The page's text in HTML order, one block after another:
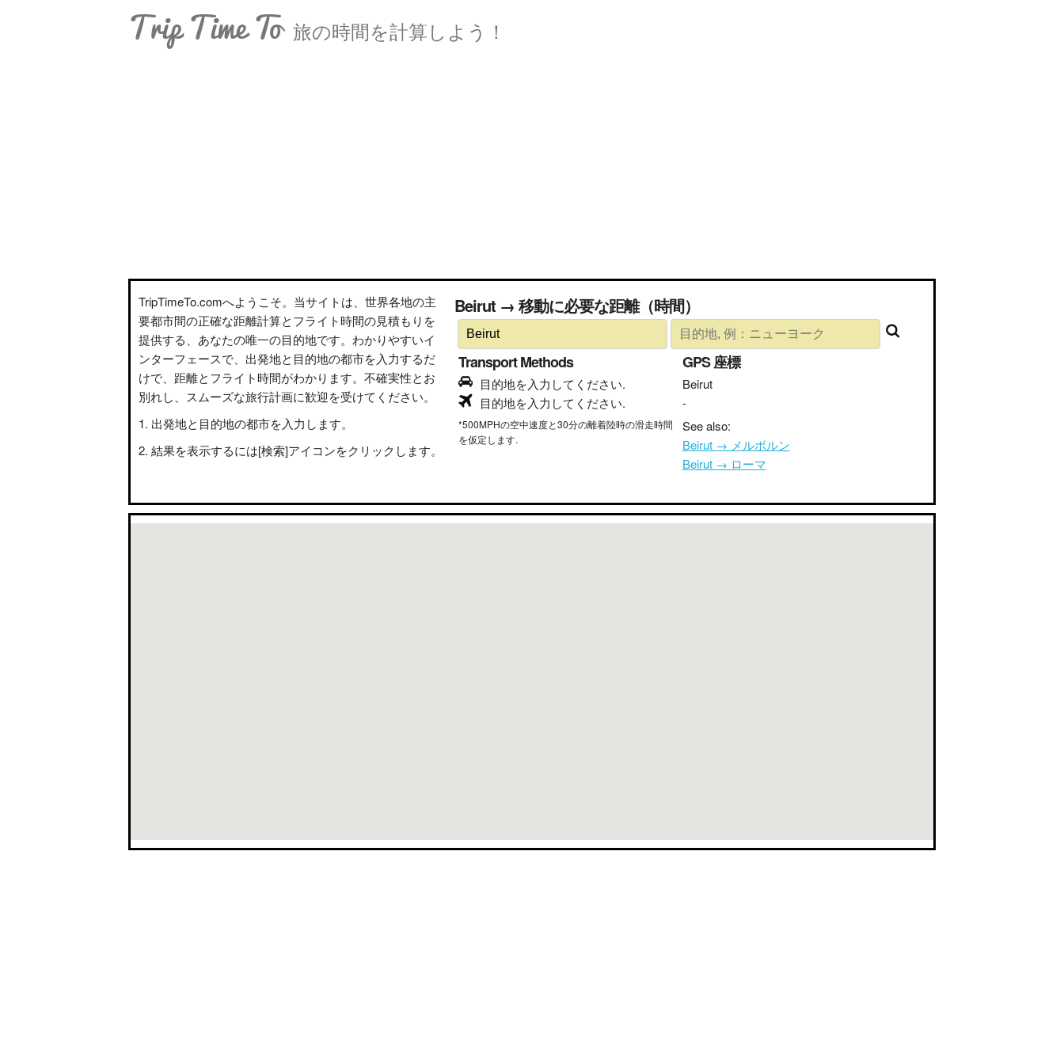
Trip Time To 旅の時間を計算しよう！
TripTimeTo.comへようこそ。当サイトは、世界各地の主
要都市間の正確な距離計算とフライト時間の見積もりを
提供する、あなたの唯一の目的地です。わかりやすいイ
ンターフェースで、出発地と目的地の都市を入力するだ
けで、距離とフライト時間がわかります。不確実性とお
別れし、スムーズな旅行計画に歓迎を受けてください。
出発地と目的地の都市を入力します。
結果を表示するには[検索]アイコンをクリックします。
Beirut → 移動に必要な距離（時間）
Transport Methods
目的地を入力してください.
目的地を入力してください.
*500MPHの空中速度と30分の離着陸時の滑走時間
を仮定します.
GPS 座標
Beirut
-
See also:
Beirut → メルボルン
Beirut → ローマ